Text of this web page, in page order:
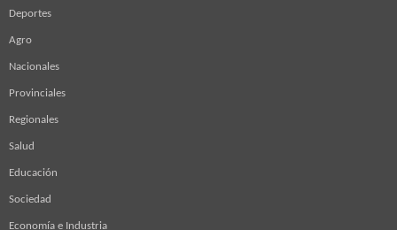
Deportes
Agro
Nacionales
Provinciales
Regionales
Salud
Educación
Sociedad
Economía e Industria